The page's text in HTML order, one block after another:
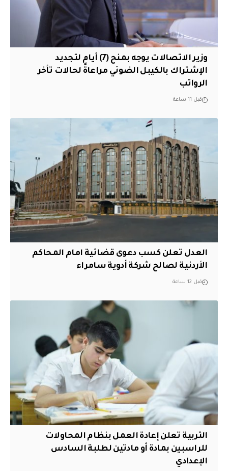
وزير الاتصالات يوجه بمنح (7) أيام لتجديد
الإشتراك بالكيبل الضوئي مراعاةً لحالات تأخر
الرواتب
قبل 11 ساعة
العدل تعلن كسب دعوى قضائية امام المحاكم
الأردنية لصالح شركة أدوية سامراء
قبل 12 ساعة
التربية تعلن إعادة العمل بنظام المحاولات
للراسبين بمادة أو مادتين لطلبة السادس
الإعدادي